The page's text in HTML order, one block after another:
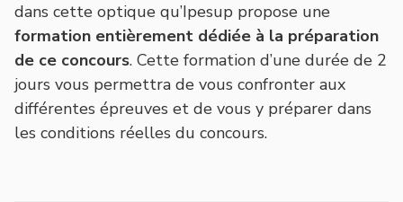
dans cette optique qu’Ipesup propose une
formation entièrement dédiée à la préparation
de ce concours. Cette formation d’une durée de 2
jours vous permettra de vous confronter aux
différentes épreuves et de vous y préparer dans
les conditions réelles du concours.